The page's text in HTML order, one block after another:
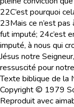
22C’est pourquoi
23Mais ce n’est
fut imputé; 24c’est
imputé, à nous qui
Jésus notre Seigneur,
ressuscité pour
Texte biblique de la
Copyright © 1979
Reproduit avec